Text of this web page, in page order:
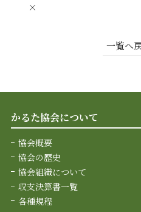
×
一覧へ
かるた協会について
協会概要
協会の歴史
協会組織について
収支決算書一覧
各種規程